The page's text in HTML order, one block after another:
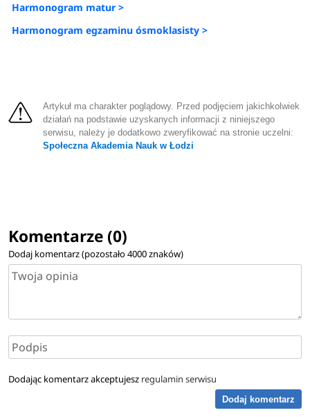
Harmonogram matur >
Harmonogram egzaminu ósmoklasisty >
Artykuł ma charakter poglądowy. Przed podjęciem jakichkolwiek
działań na podstawie uzyskanych informacji z niniejszego
serwisu, należy je dodatkowo zweryfikować na stronie uczelni:
Społeczna Akademia Nauk w Łodzi
Komentarze (0)
Dodaj komentarz (pozostało4000znaków)
Dodając komentarz akceptujesz regulamin serwisu
Dodaj komentarz